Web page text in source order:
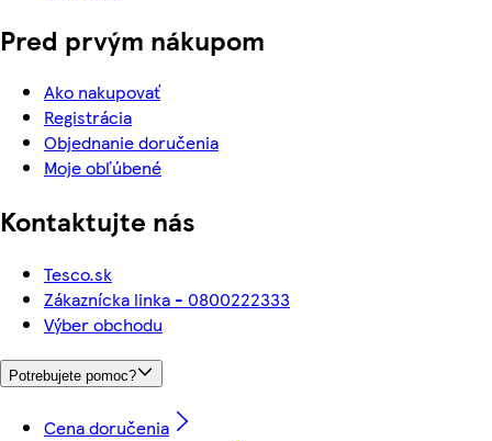
Pred prvým nákupom
Ako nakupovať
Registrácia
Objednanie doručenia
Moje obľúbené
Kontaktujte nás
Tesco.sk
Zákaznícka linka - 0800222333
Výber obchodu
Potrebujete pomoc?
Cena doručenia